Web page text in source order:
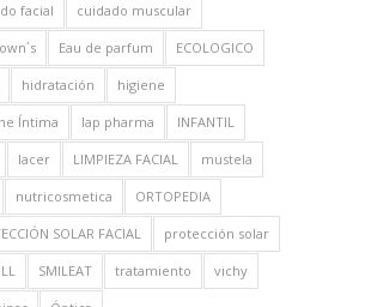
facial cuidado muscular
Eau de parfum ECOLOGICO
hidratación higiene
Íntima Iap pharma INFANTIL
lacer LIMPIEZA FACIAL mustela
nutricosmetica ORTOPEDIA
SOLAR FACIAL protección solar
SMILEAT tratamiento vichy